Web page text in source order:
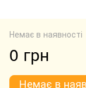
Немає в наявності
0 грн
Немає в